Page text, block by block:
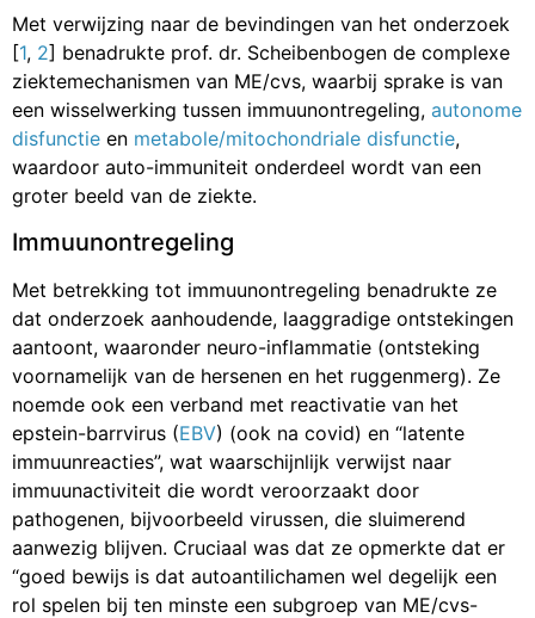
Met verwijzing naar de bevindingen van het onderzoek
[1, 2] benadrukte prof. dr. Scheibenbogen de complexe
ziektemechanismen van ME/cvs, waarbij sprake is van
een wisselwerking tussen immuunontregeling, autonome
disfunctie en metabole/mitochondriale disfunctie,
waardoor auto-immuniteit onderdeel wordt van een
groter beeld van de ziekte.
Immuunontregeling
Met betrekking tot immuunontregeling benadrukte ze
dat onderzoek aanhoudende, laaggradige ontstekingen
aantoont, waaronder neuro-inflammatie (ontsteking
voornamelijk van de hersenen en het ruggenmerg). Ze
noemde ook een verband met reactivatie van het
epstein-barrvirus (EBV) (ook na covid) en “latente
immuunreacties”, wat waarschijnlijk verwijst naar
immuunactiviteit die wordt veroorzaakt door
pathogenen, bijvoorbeeld virussen, die sluimerend
aanwezig blijven. Cruciaal was dat ze opmerkte dat er
“goed bewijs is dat autoantilichamen wel degelijk een
rol spelen bij ten minste een subgroep van ME/cvs-